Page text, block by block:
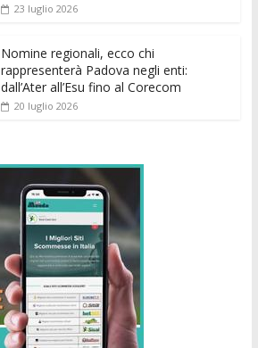
23 luglio 2026
Nomine regionali, ecco chi
rappresenterà Padova negli enti:
dall’Ater all’Esu fino al Corecom
20 luglio 2026